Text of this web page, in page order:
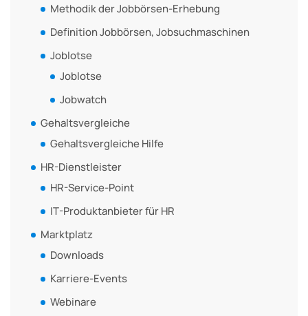
Methodik der Jobbörsen-Erhebung
Definition Jobbörsen, Jobsuchmaschinen
Joblotse
Joblotse
Jobwatch
Gehaltsvergleiche
Gehaltsvergleiche Hilfe
HR-Dienstleister
HR-Service-Point
IT-Produktanbieter für HR
Marktplatz
Downloads
Karriere-Events
Webinare